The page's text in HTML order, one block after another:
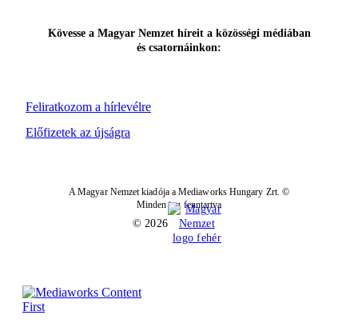
Feliratkozom a hírlevélre
Kövesse a Magyar Nemzet híreit a közösségi médiában
és csatornáinkon:
Előfizetek az újságra
A Magyar Nemzet kiadója a Mediaworks Hungary Zrt. ©
Minden jog fenntartva
© 2026